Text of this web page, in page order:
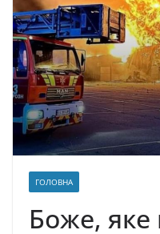
ГОЛОВНА
Боже, яке